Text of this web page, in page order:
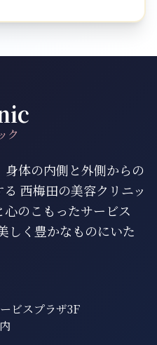
ク
体の内側と外側からの
西梅田の美容クリニッ
のこもったサービス
しく豊かなものにいた
ビスプラザ3F